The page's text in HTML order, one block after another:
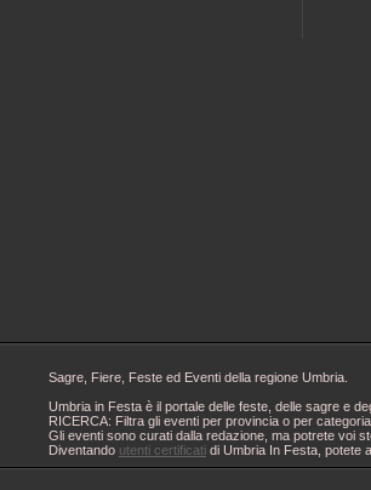
Sagre, Fiere, Feste ed Eventi della regione Umbria.
Umbria in Festa è il portale delle feste, delle sagre e
RICERCA: Filtra gli eventi per provincia o per
Gli eventi sono curati dalla redazione, ma potrete voi
Diventando utenti certificati di Umbria In Festa, potete